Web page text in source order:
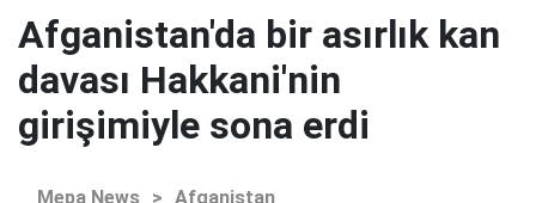
Afganistan'da bir asırlık kan
davası Hakkani'nin
girişimiyle sona erdi
Mepa News > Afganistan